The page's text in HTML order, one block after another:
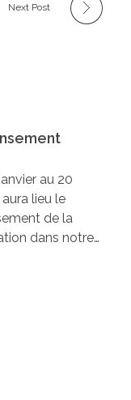
Next Post
au 20
lieu le
de la
dans notre…